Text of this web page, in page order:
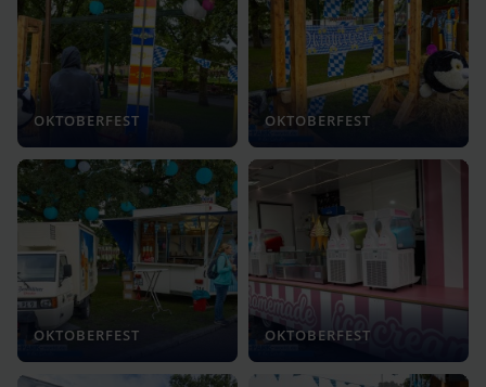
OKTOBERFEST OKTOBERFEST
OKTOBERFEST OKTOBERFEST